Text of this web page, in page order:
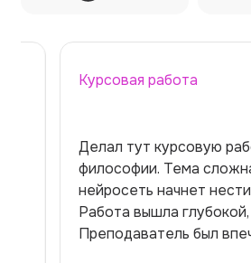
Курсовая работа
Делал тут курсовую работу
философии. Тема сложная.
нейросеть начнет нести
Работа вышла глубокой,
Преподаватель был